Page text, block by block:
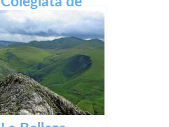
Roncesvalles:
un tesoro
medieval en los
Pirineos